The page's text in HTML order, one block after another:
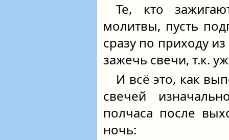
Те, кто
молитвы, пусть
сразу по приходу
зажечь свечи, т.к.
И всё это, как
свечей
полчаса после
ночь: